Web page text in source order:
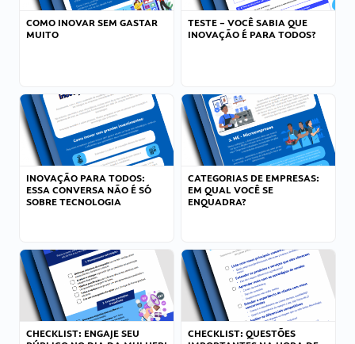
COMO INOVAR SEM GASTAR
MUITO
TESTE – VOCÊ SABIA QUE
INOVAÇÃO É PARA TODOS?
INOVAÇÃO PARA TODOS:
ESSA CONVERSA NÃO É SÓ
SOBRE TECNOLOGIA
CATEGORIAS DE EMPRESAS:
EM QUAL VOCÊ SE
ENQUADRA?
CHECKLIST: ENGAJE SEU
CHECKLIST: QUESTÕES